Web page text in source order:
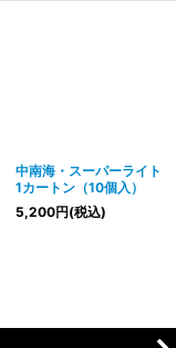
中南海・スーパーライト
1カートン（10個入）
5,200円(税込)